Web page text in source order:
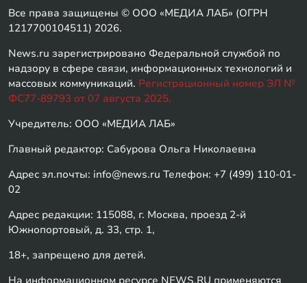
Все права защищены © ООО «МЕДИА ЛАБ» (ОГРН
1217700104511) 2026.
News.ru зарегистрировано Федеральной службой по
надзору в сфере связи, информационных технологий и
массовых коммуникаций. Регистрационный номер ЭЛ №
ФС77-89793 от 07 августа 2025.
Учредитель: ООО «МЕДИА ЛАБ»
Главный редактор: Сабурова Ольга Николаевна
Адрес эл.почты: info@news.ru Телефон: +7 (499) 110-01-
02
Адрес редакции: 115088, г. Москва, проезд 2-й
Южнопортовый, д. 33, стр. 1,
18+, запрещено для детей.
На информационном ресурсе NEWS.RU применяются